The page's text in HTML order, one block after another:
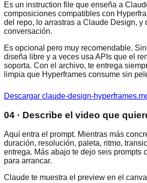
Es un instruction file que enseña a
composiciones compatibles con
del repo, lo arrastras a Claude Design, y
conversación.
Es opcional pero muy recomendable.
diseña libre y a veces usa APIs que el
soporta. Con el archivo, te entrega
limpia que Hyperframes consume sin
Descargar claude-design-
04 · Describe el video que
Aquí entra el prompt. Mientras más
duración, resolución, paleta, ritmo,
entrega. Más abajo te dejo seis prompts
para arrancar.
Claude te muestra el preview en el